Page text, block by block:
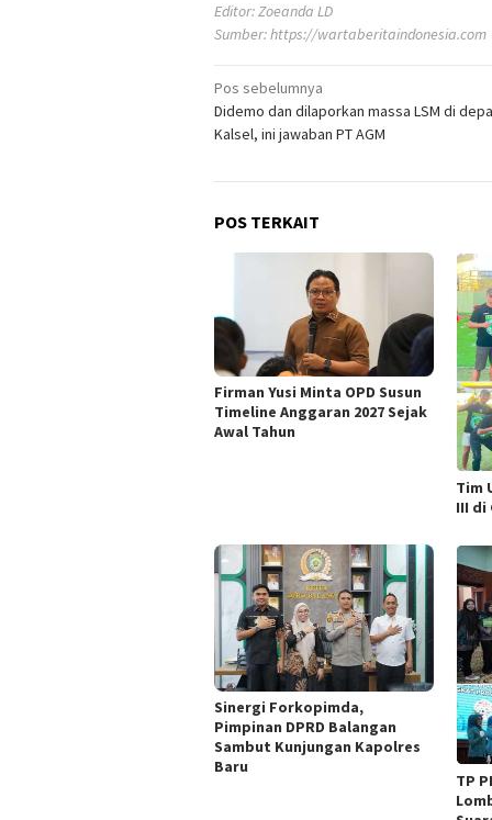
Editor: Zoeanda LD
Sumber:https://wartaberitaindonesia.com
Navigasi
pos
Pos sebelumnya
Didemo dan dilaporkan massa LSM di
Kalsel, ini jawaban PT AGM
POS TERKAIT
Firman Yusi Minta OPD Susun
Timeline Anggaran 2027 Sejak
Awal Tahun
Tim
III di
Sinergi Forkopimda,
Pimpinan DPRD Balangan
Sambut Kunjungan Kapolres
Baru
TP